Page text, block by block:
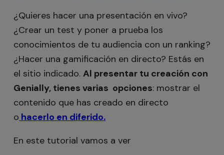
¿Quieres hacer una presentación en vivo?
¿Crear un test y poner a prueba los
conocimientos de tu audiencia con un ranking?
¿Hacer una gamificación en directo? Estás en
el sitio indicado. Al presentar tu creación con
Genially, tienes varias opciones: mostrar el
contenido que has creado en directo
o hacerlo en diferido.
En este tutorial vamos a ver